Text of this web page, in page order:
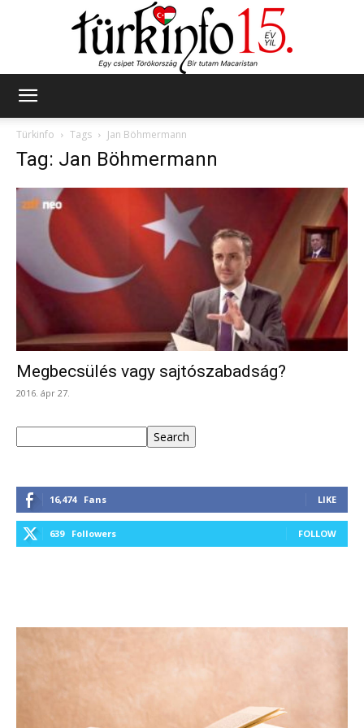
Türkinfo
Tags Jan Böhmermann
Tag: Jan Böhmermann
Megbecsülés vagy sajtószabadság?
2016. ápr 27.
Search
16,474 Fans LIKE
639 Followers FOLLOW